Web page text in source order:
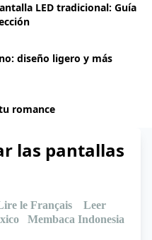
LED tradicional: Guía
diseño ligero y más
romance
las pantallas
le Français
Leer
Membaca Indonesia